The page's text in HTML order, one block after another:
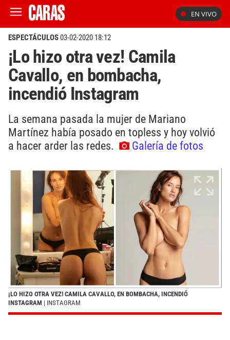
EN VIVO
ESPECTÁCULOS03-02-2020 18:12
¡Lo hizo otra vez! Camila
Cavallo, en bombacha,
incendió Instagram
La semana pasada la mujer de Mariano
Martínez había posado en topless y hoy volvió
a hacer arder las redes.
Galería de fotos
¡LO HIZO OTRA VEZ! CAMILA CAVALLO, EN BOMBACHA, INCENDIÓ
INSTAGRAM | INSTAGRAM